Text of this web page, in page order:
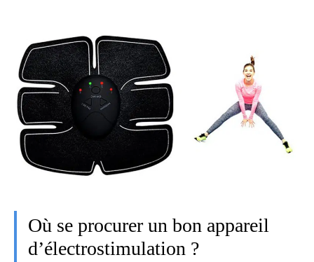
Où se procurer un bon appareil
d’électrostimulation ?